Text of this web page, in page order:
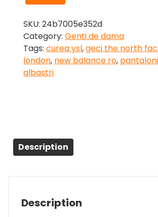
SKU: 24b7005e352d
Category: Genti de dama
Tags: curea ysl,geci the north
london, new balance ro,
albastri
Description
Description